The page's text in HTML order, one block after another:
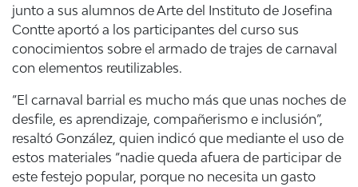
junto a sus alumnos de Arte del Instituto de Josefina
Contte aportó a los participantes del curso sus
conocimientos sobre el armado de trajes de carnaval
con elementos reutilizables.
“El carnaval barrial es mucho más que unas noches de
desfile, es aprendizaje, compañerismo e inclusión”,
resaltó González, quien indicó que mediante el uso de
estos materiales “nadie queda afuera de participar de
este festejo popular, porque no necesita un gasto